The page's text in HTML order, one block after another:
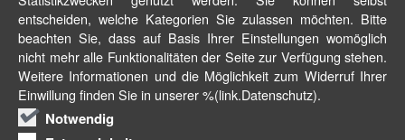
entscheiden, welche Kategorien Sie zulassen möchten. Bitte
beachten Sie, dass auf Basis Ihrer Einstellungen womöglich
nicht mehr alle Funktionalitäten der Seite zur Verfügung stehen.
Weitere Informationen und die Möglichkeit zum Widerruf Ihrer
Einwillung finden Sie in unserer %(link.Datenschutz).
Notwendig